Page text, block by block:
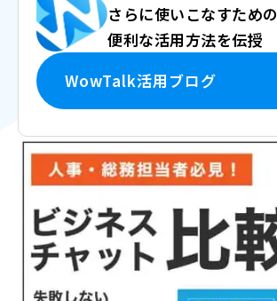
さらに使いこなすための
便利な活用方法を伝授
WowTalk活用ブログ